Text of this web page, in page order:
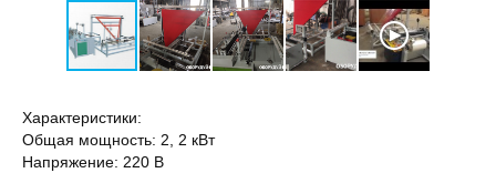
Характеристики:
Общая мощность: 2, 2 кВт
Напряжение: 220 В